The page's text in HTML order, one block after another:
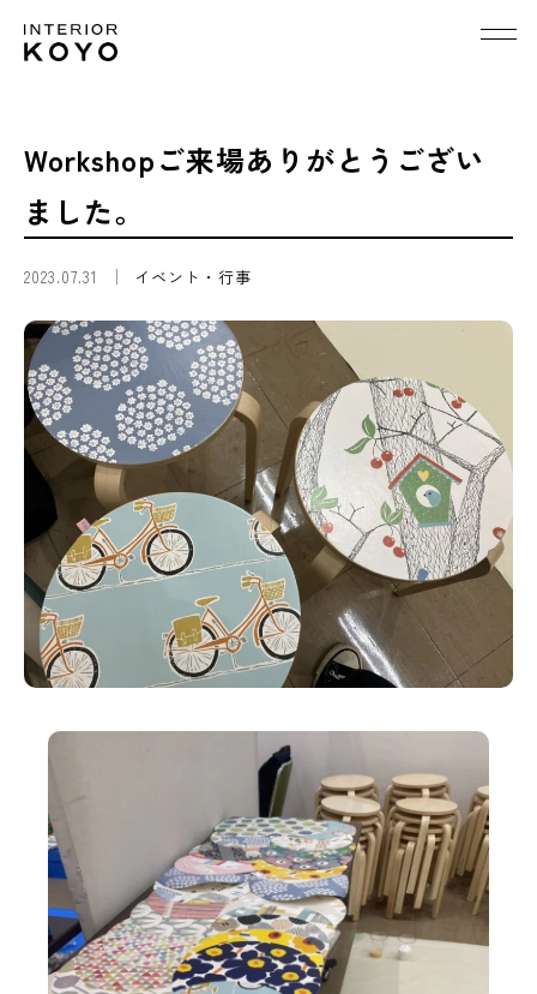
Workshopご来場ありがとうござい
ました。
2023.07.31 イベント・行事